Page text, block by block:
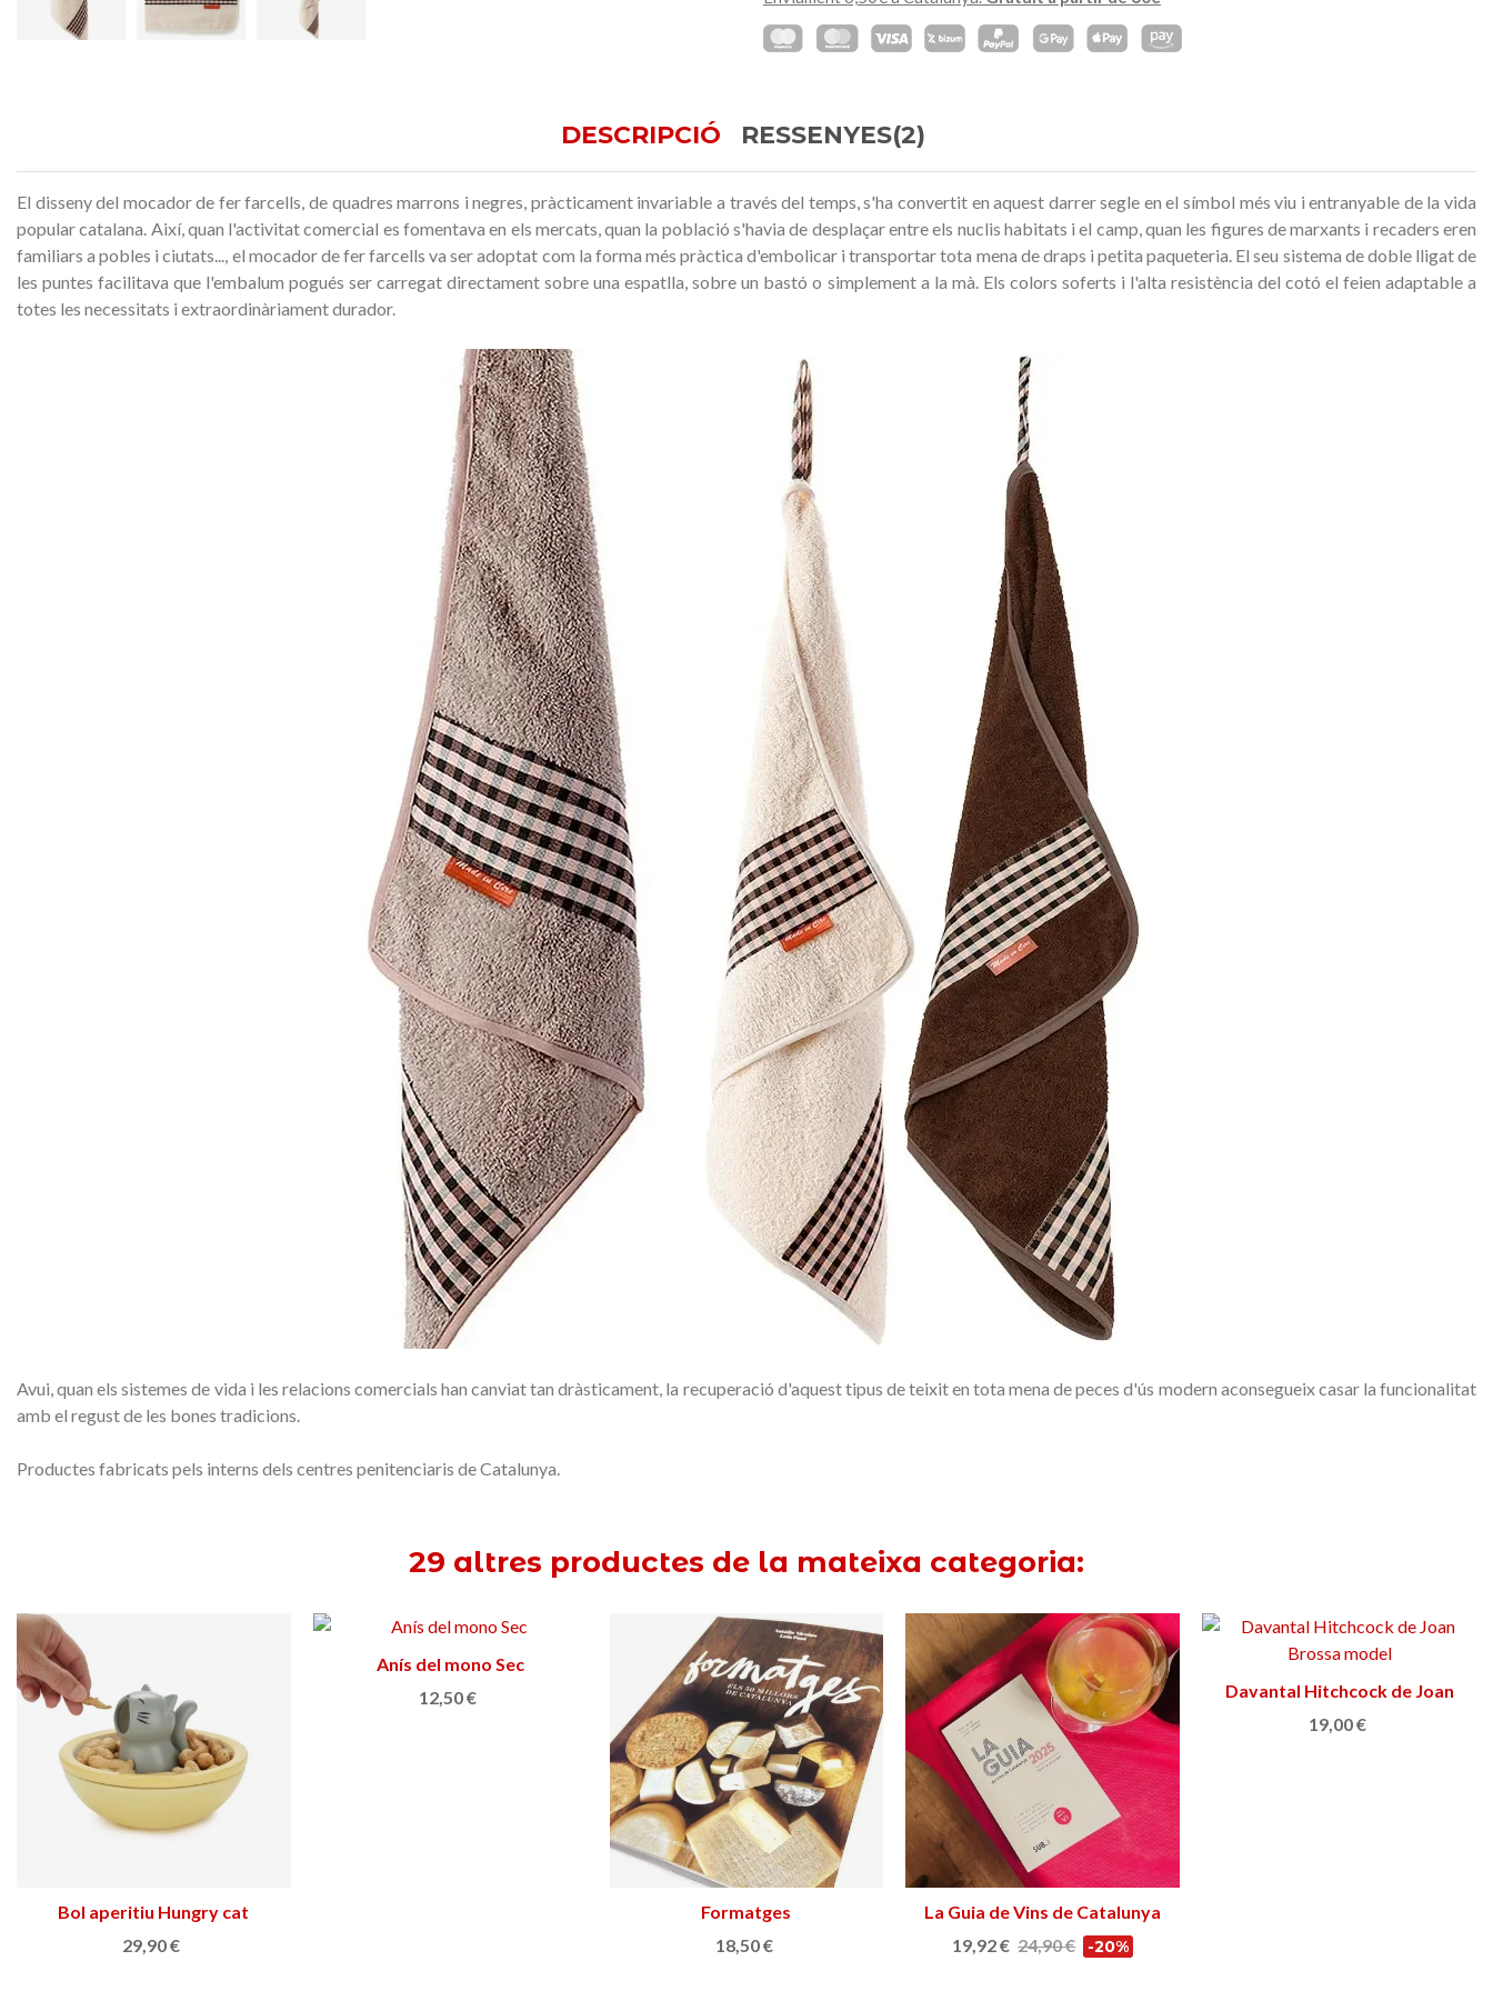
DESCRIPCIÓ RESSENYES(2)
El disseny del mocador de fer farcells, de quadres marrons i negres, pràcticament invariable a través del temps, s'ha convertit en aquest darrer segle en el símbol més viu i entranyable de la vida
popular catalana. Així, quan l'activitat comercial es fomentava en els mercats, quan la població s'havia de desplaçar entre els nuclis habitats i el camp, quan les figures de marxants i recaders eren
familiars a pobles i ciutats..., el mocador de fer farcells va ser adoptat com la forma més pràctica d'embolicar i transportar tota mena de draps i petita paqueteria. El seu sistema de doble lligat de
les puntes facilitava que l'embalum pogués ser carregat directament sobre una espatlla, sobre un bastó o simplement a la mà. Els colors soferts i l'alta resistència del cotó el feien adaptable a
totes les necessitats i extraordinàriament durador.
Avui, quan els sistemes de vida i les relacions comercials han canviat tan dràsticament, la recuperació d'aquest tipus de teixit en tota mena de peces d'ús modern aconsegueix casar la funcionalitat
amb el regust de les bones tradicions.
Productes fabricats pels interns dels centres penitenciaris de Catalunya.
29 altres productes de la mateixa categoria:
Afegir a la cistella
Bol aperitiu Hungry cat
29,90 €
Afegir a la cistella
Anís del mono Sec
12,50 €
Afegir a la cistella
Formatges
18,50 €
Afegir a la cistella
La Guia de Vins de Catalunya
2025
19,92 € 24,90 € -20%
Afegir a la cistella
Davantal Hitchcock de Joan
Brossa
19,00 €